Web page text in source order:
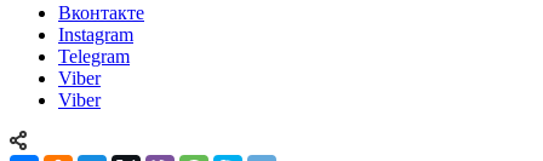
Вконтакте
Instagram
Telegram
Viber
Viber